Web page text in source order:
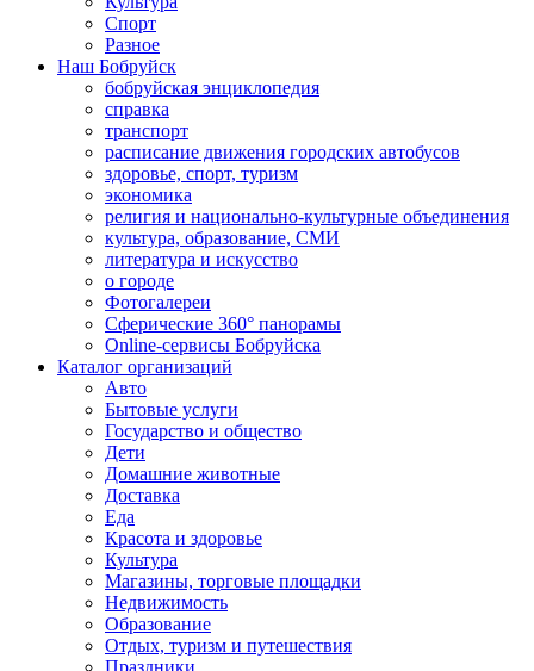
Спорт
Разное
Наш Бобруйск
бобруйская энциклопедия
справка
транспорт
расписание движения городских автобусов
здоровье, спорт, туризм
экономика
религия и национально-культурные объединения
культура, образование, СМИ
литература и искусство
о городе
Фотогалереи
Сферические 360° панорамы
Online-сервисы Бобруйска
Каталог организаций
Авто
Бытовые услуги
Государство и общество
Дети
Домашние животные
Доставка
Еда
Красота и здоровье
Культура
Магазины, торговые площадки
Недвижимость
Образование
Отдых, туризм и путешествия
Праздники